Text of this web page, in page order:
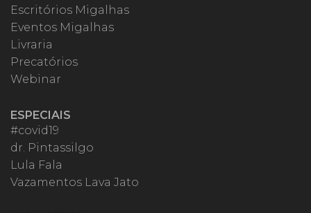
Escritórios Migalhas
Eventos Migalhas
Livraria
Precatórios
Webinar
ESPECIAIS
#covid19
dr. Pintassilgo
Lula Fala
Vazamentos Lava Jato